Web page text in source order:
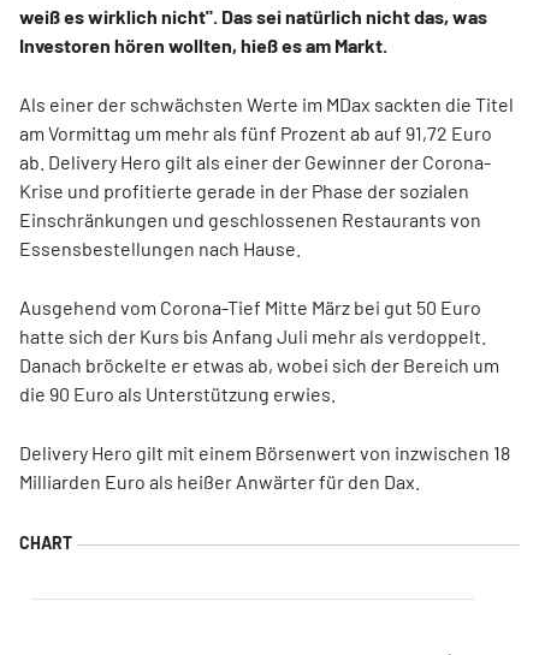
weiß es wirklich nicht". Das sei natürlich nicht das, was
Investoren hören wollten, hieß es am Markt.
Als einer der schwächsten Werte im MDax sackten die Titel
am Vormittag um mehr als fünf Prozent ab auf 91,72 Euro
ab. Delivery Hero gilt als einer der Gewinner der Corona-
Krise und profitierte gerade in der Phase der sozialen
Einschränkungen und geschlossenen Restaurants von
Essensbestellungen nach Hause.
Ausgehend vom Corona-Tief Mitte März bei gut 50 Euro
hatte sich der Kurs bis Anfang Juli mehr als verdoppelt.
Danach bröckelte er etwas ab, wobei sich der Bereich um
die 90 Euro als Unterstützung erwies.
Delivery Hero gilt mit einem Börsenwert von inzwischen 18
Milliarden Euro als heißer Anwärter für den Dax.